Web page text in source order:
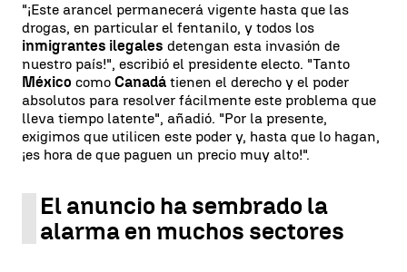
"¡Este arancel permanecerá vigente hasta que las
drogas, en particular el fentanilo, y todos los
inmigrantes ilegales detengan esta invasión de
nuestro país!", escribió el presidente electo. "Tanto
México como Canadá tienen el derecho y el poder
absolutos para resolver fácilmente este problema que
lleva tiempo latente", añadió. "Por la presente,
exigimos que utilicen este poder y, hasta que lo hagan,
¡es hora de que paguen un precio muy alto!".
El anuncio ha sembrado la
alarma en muchos sectores